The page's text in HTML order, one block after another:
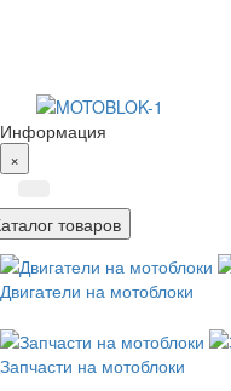
Информация
×
товаров
Двигатели на мотоблоки
Запчасти на мотоблоки